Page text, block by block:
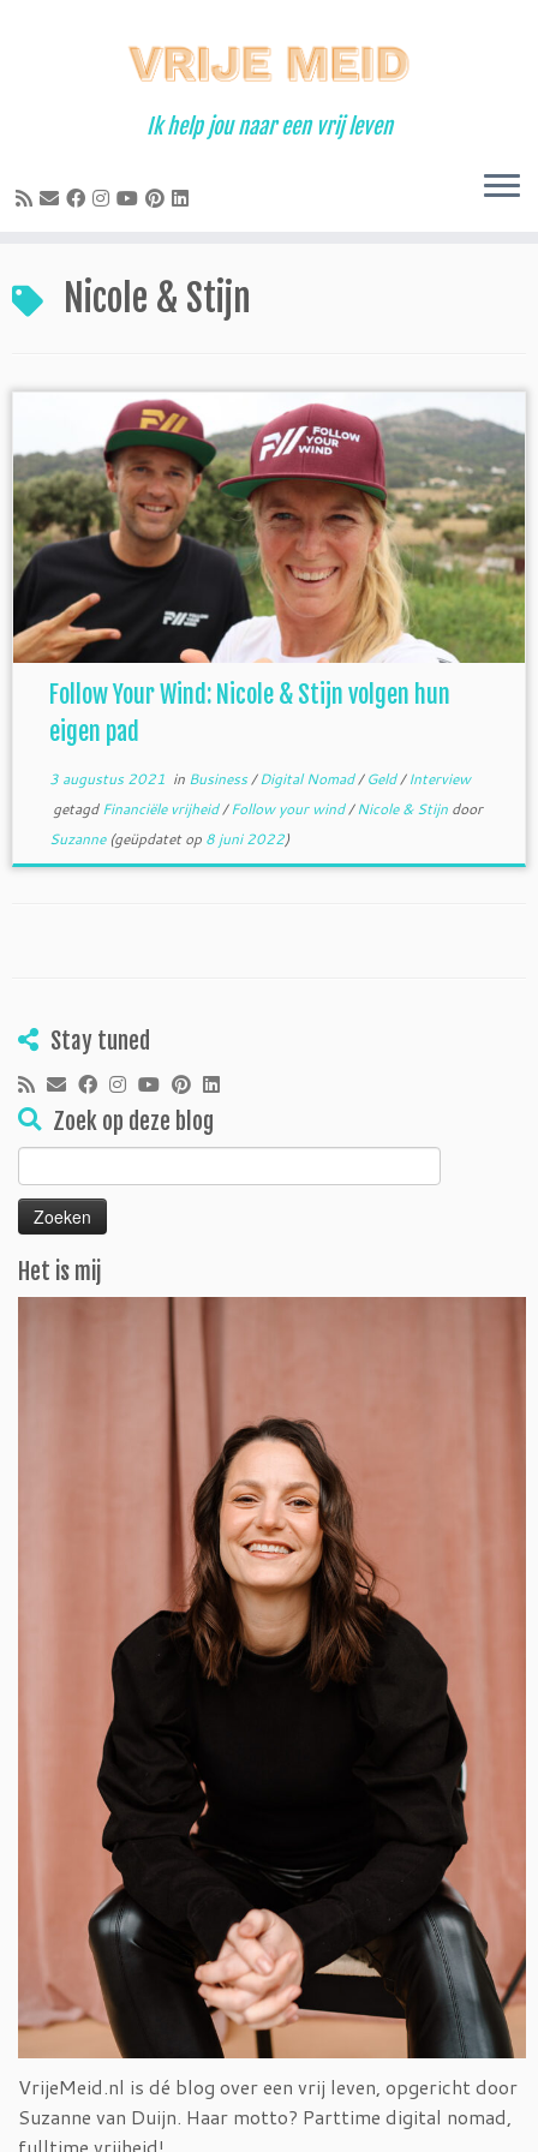
Ik help jou naar een vrij leven
Nicole & Stijn
Follow Your Wind: Nicole & Stijn volgen hun
eigen pad
3 augustus 2021 in Business/Digital Nomad/Geld/Interview
getagdFinanciële vrijheid/Follow your wind/Nicole & Stijn door
Suzanne(geüpdatet op 8 juni 2022)
Stay tuned
Zoek op deze blog
Zoeken
naar:
Het is mij
VrijeMeid.nl is dé blog over een vrij leven, opgericht door
Suzanne van Duijn. Haar motto? Parttime digital nomad,